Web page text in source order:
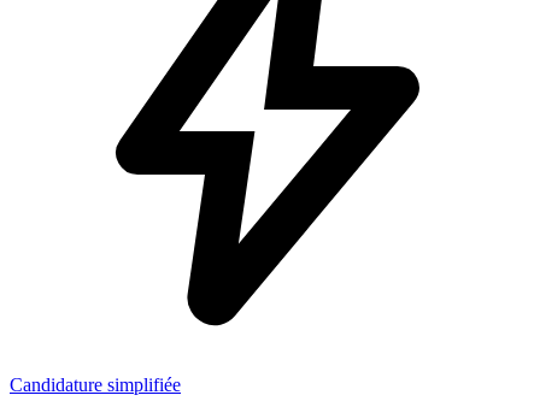
Candidature simplifiée